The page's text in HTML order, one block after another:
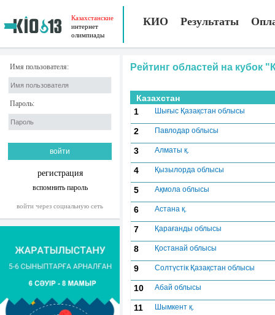
Казахстанские
интернет
олимпиады
КИО Результаты
Имя пользователя:
Пароль:
регистрация
вспомнить пароль
войти через социальную сеть
Рейтинг областей на кубок
Казахстан
1
Шығыс Қазақстан облысы
2 Павлодар облысы
3 Алматы қ.
4 Қызылорда облысы
5 Ақмола облысы
6 Астана қ.
7 Қарағанды облысы
8 Қостанай облысы
9 Солтүстік Қазақстан облысы
10 Абай облысы
11 Шымкент қ.